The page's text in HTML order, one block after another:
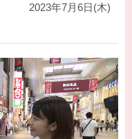
2023年7月6日(木)